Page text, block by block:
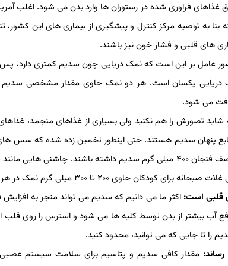
های قلبی و فشار خون نیز باشند.
عامل بر این است که نمک دریایی چون سدیم کمتری دارد،
یکسان است. هر دو نمک حاوی مقدار مشخصی سدیم
شاید تصورش را هم نکنید ولی بسیاری از غذاهای منجمد،
هستند. انواع پنیر می تواند در هر نصف فنجان ۴۰۰ میلی گرم سدیم
قلبی است:اکثر ما می دانیم که سدیم می تواند منجر به
آب بیشتر از بدن توسط کلیه ها می شود و استرس را روی
را تا جایی که می توانید، محدود کنید.
مقدار کافی سدیم و پتاسیم برای سلامت سیستم